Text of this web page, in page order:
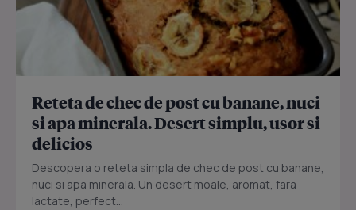
Reteta de chec de post cu banane, nuci
si apa minerala. Desert simplu, usor si
delicios
Descopera o reteta simpla de chec de post cu banane,
nuci si apa minerala. Un desert moale, aromat, fara
lactate, perfect...